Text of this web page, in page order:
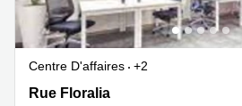
Centre D'affaires
+2
99 rue Floralia, Marseille
Rue Floralia